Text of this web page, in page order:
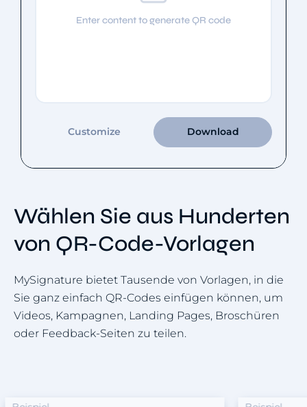
Enter content to generate QR code
Customize Download
Wählen Sie aus Hunderten
von QR-Code-Vorlagen
MySignature bietet Tausende von Vorlagen, in die
Sie ganz einfach QR-Codes einfügen können, um
Videos, Kampagnen, Landing Pages, Broschüren
oder Feedback-Seiten zu teilen.